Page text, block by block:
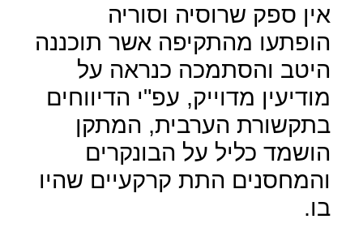
אין ספק שרוסיה וסוריה
הופתעו מהתקיפה אשר תוכננה
היטב והסתמכה כנראה על
מודיעין מדוייק, עפ"י הדיווחים
בתקשורת הערבית, המתקן
הושמד כליל על הבונקרים
והמחסנים התת קרקעיים שהיו
בו.